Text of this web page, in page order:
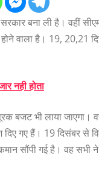
बना ली है। वहीं
वाला है। 19, 20,21
नही होता
भी लाया जाएगा।
गए हैं। 19 दिसंबर से
सौंपी गई है। वह सभी